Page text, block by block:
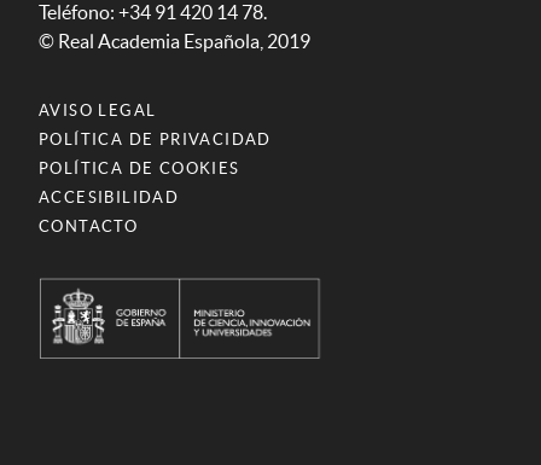
Teléfono: +34 91 420 14 78.
© Real Academia Española, 2019
AVISO LEGAL
POLÍTICA DE PRIVACIDAD
POLÍTICA DE COOKIES
ACCESIBILIDAD
CONTACTO